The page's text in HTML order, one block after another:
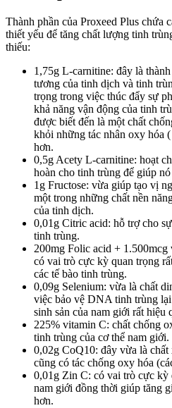
Thành phần của Proxeed Plus chứa
thiết yếu để tăng chất lượng tinh
thiếu:
1,75g L-carnitine: đây là
tương của tinh dịch và tinh
trọng trong việc thúc đẩy sự
khả năng vận động của tinh
được biết đến là một chất
khỏi những tác nhân oxy hóa
hơn.
0,5g Acety L-carnitine: hoạt
hoàn cho tinh trùng để giúp
1g Fructose: vừa giúp tạo vị
một trong những chất nền
của tinh dịch.
0,01g Citric acid: hỗ trợ cho
tinh trùng.
200mg Folic acid +
có vai trò cực kỳ quan trọng
các tế bào tinh trùng.
0,09g Selenium: vừa là chất
việc bảo vệ DNA tinh trùng
sinh sản của nam giới rất hiệu
225% vitamin C: chất chống
tinh trùng của cơ thể nam giới.
0,02g CoQ10: đây vừa là
cũng có tác chống oxy hóa
0,01g Zin C: có vai trò cực kỳ
nam giới đồng thời giúp tăng
hơn.